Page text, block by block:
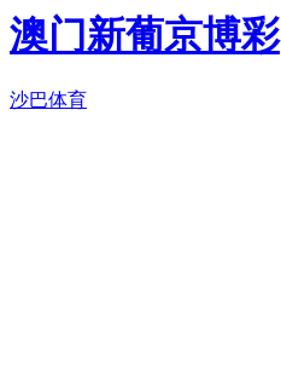
澳门新葡京博彩
沙巴体育